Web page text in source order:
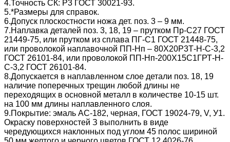
4.Точность СК: Р3 ГОСТ 30021-93.
5.*Размеры для справок.
6.Допуск плоскостности ножа дет. поз. 3 – 9 мм.
7.Наплавка деталей поз. 3, 18, 19 – прутком Пр-С27 ГОСТ
21449-75, или прутком из сплава ПГ-С1 ГОСТ 21448-75,
или проволокой наплавочной ПП-Нп – 80Х20Р3Т-Н-С-3,2
ГОСТ 26101-84, или проволокой ПП-Нп-200Х15С1ГРТ-Н-
С-3,2 ГОСТ 26101-84.
8.Допускается в наплавленном слое детали поз. 18, 19
наличие поперечных трещин любой длины не
переходящих в основной металл в количестве 10-15 шт.
на 100 мм длины наплавленного слоя.
9.Покрытие: эмаль АС-182, черная, ГОСТ 19024-79, V, У1.
Окраску поверхностей З выполнить в виде
чередующихся наклонных под углом 45 полос шириной